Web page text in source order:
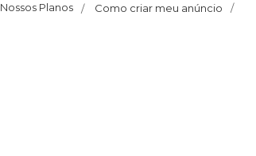
Nossos Planos / Como criar meu anúncio /